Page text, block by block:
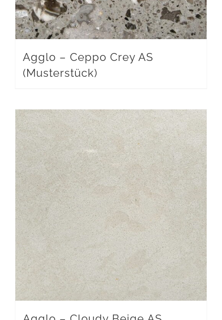
Agglo – Ceppo Crey AS
(Musterstück)